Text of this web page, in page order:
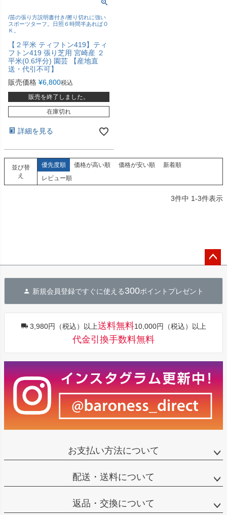
/苗の張り方説明書付き/擦り切れに強い
スポーツターフ。日照６時間半あればＯ
Ｋ。
【２平米 ティフトン419】ティ
フトン419 張り芝用 宮崎産 ２
平米(0.6坪分) 園芸 【産地直
送・代引不可】
販売価格 ¥6,800税込
販売を終了しました。
在庫切れ
詳細を見る
並び替
え
優先度順 価格が高い順 価格が安い順
新着順
レビュー順
3件中 1-3件表示
へ
新規会員登録ですぐに使える300ポイントプレゼント
3,980円（税込）以上送料無料10,000円（税込）以上
代金引換手数料無料
お支払い方法について
配送・送料について
返品・交換について